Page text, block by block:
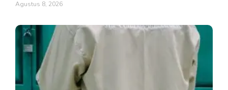
Agustus 8, 2026